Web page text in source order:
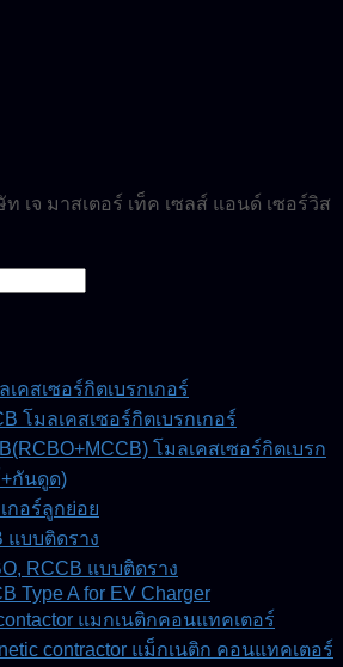
เจ มาสเตอร์ เท็ค เซลส์ แอนด์ เซอร์วิส
เคสเซอร์กิตเบรกเกอร์
โมลเคสเซอร์กิตเบรกเกอร์
โมลเคสเซอร์กิตเบรก
+กันดูด)
กอร์ลูกย่อย
แบบติดราง
RCCB แบบติดราง
Type A for EV Charger
แมกเนติกคอนแทคเตอร์
contractor แม็กเนติก คอนแทคเตอร์